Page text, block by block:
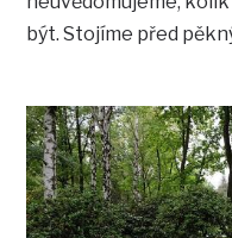
být. Stojíme před